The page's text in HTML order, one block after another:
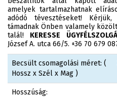
amelyek tartalmazhatnak
adódó tévesztéseket!
támadnak Önben valamely
talál! KERESSE
József A. utca 66/5. +36 70 679
Becsült csomagolási méret: (
Hossz x Szél x Mag )
Hosszúság: